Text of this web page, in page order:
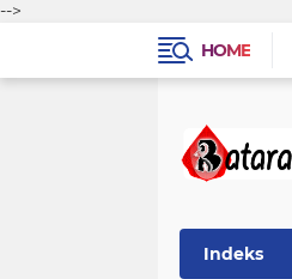
-->
HOME
Indeks